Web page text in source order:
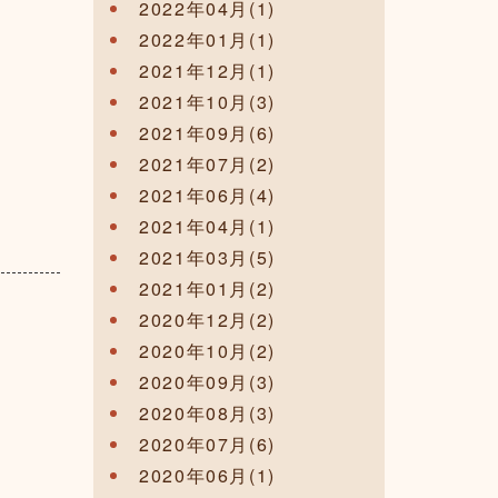
2022年04月(1)
2022年01月(1)
2021年12月(1)
2021年10月(3)
2021年09月(6)
2021年07月(2)
2021年06月(4)
2021年04月(1)
2021年03月(5)
2021年01月(2)
2020年12月(2)
2020年10月(2)
2020年09月(3)
2020年08月(3)
2020年07月(6)
2020年06月(1)